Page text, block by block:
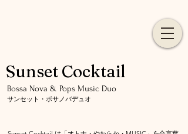
Sunset Cocktail
​Bossa Nova & Pops Music Duo
サンセット・ボサノバデュオ